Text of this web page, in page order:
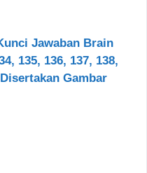
Jawaban Brain
135, 136, 137, 138,
Gambar